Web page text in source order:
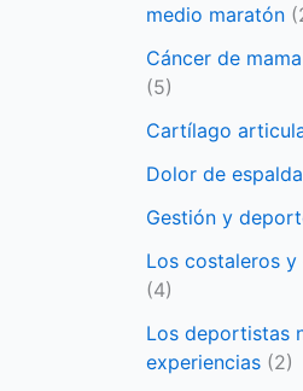
medio maratón
Cáncer de
(5)
Cartílago
Dolor de
Gestión y
Los costaleros
(4)
Los deportistas
experiencias (2)